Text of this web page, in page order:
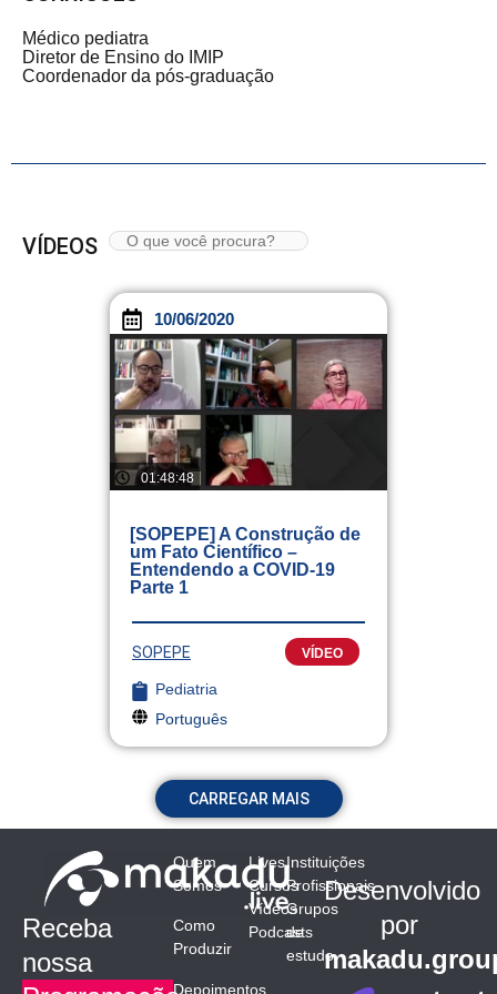
Médico pediatra
Diretor de Ensino do IMIP
Coordenador da pós-graduação
VÍDEOS
10/06/2020
01:48:48
[SOPEPE] A Construção de
um Fato Científico –
Entendendo a COVID-19
Parte 1
SOPEPE VÍDEO
Pediatria
Português
CARREGAR MAIS
Receba
nossa
Quem
Somos
Como
Produzir
Depoimentos
Lives
Cursos
Vídeos
Podcasts
Instituições
Profissionais
Grupos
de
estudo
Desenvolvido
por